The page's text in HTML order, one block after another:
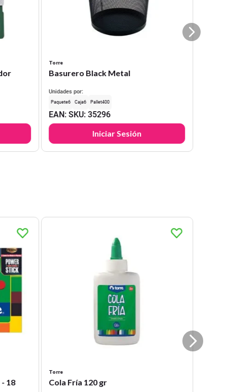
Torre
Basurero Black Metal
Unidades por:
6 6 400
EAN: SKU:35296
Iniciar Sesión
18
Torre
Cola Fría 120 gr